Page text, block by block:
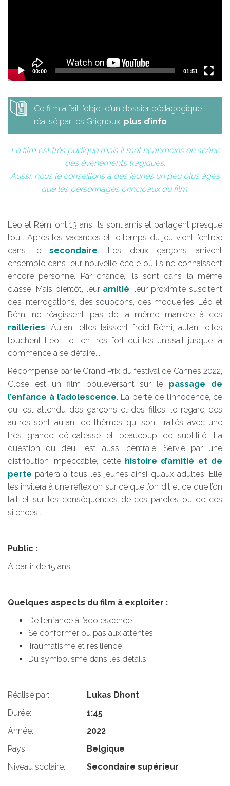
00:00 01:51
Ce film a fait l’objet d’un dossier pédagogique
réalisé par les Grignoux. plus d’info
Le film est très pudique mais il met néanmoins en scène
des événements tragiques.
Aussi, nous le conseillons à des jeunes un peu plus âgés
que les personnages principaux du film.
Léo et Rémi ont 13 ans. Ils sont amis et partagent presque
tout. Après les vacances et le temps du jeu vient l’entrée
dans lesecondaire. Les deux garçons arrivent
ensemble dans leur nouvelle école où ils ne connaissent
encore personne. Par chance, ils sont dans la même
classe. Mais bientôt, leur amitié, leur proximité suscitent
des interrogations, des soupçons, des moqueries. Léo et
Rémi ne réagissent pas de la même manière à ces
railleries. Autant elles laissent froid Rémi, autant elles
touchent Léo. Le lien très fort qui les unissait jusque-là
commence à se défaire...
Récompensé par le Grand Prix du festival de Cannes 2022,
Close est un film bouleversant sur le passage de
l’enfance à l’adolescence. La perte de l’innocence, ce
qui est attendu des garçons et des filles, le regard des
autres sont autant de thèmes qui sont traités avec une
très grande délicatesse et beaucoup de subtilité. La
question du deuil est aussi centrale. Servie par une
distribution impeccable, cette histoire d’amitié et de
perte parlera à tous les jeunes ainsi qu’aux adultes. Elle
les invitera à une réflexion sur ce que l’on dit et ce que l’on
tait et sur les conséquences de ces paroles ou de ces
silences...
Public :
À partir de 15 ans
Quelques aspects du film à exploiter :
De l’enfance à l’adolescence
Se conformer ou pas aux attentes
Traumatisme et résilience
Du symbolisme dans les détails
Réalisé par:
Lukas Dhont
Durée:
1:45
Année:
2022
Pays:
Belgique
Niveau scolaire:
Secondaire supérieur